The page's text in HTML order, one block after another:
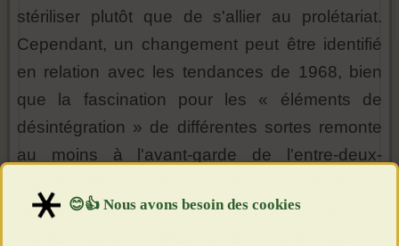
stériliser plutôt que de s'allier au prolétariat.
Cependant, un changement peut être identifié
en relation avec les tendances de 1968, bien
que la fascination pour les « éléments de
désintégration » de différentes sortes remonte
au moins à l'avant-garde de l'entre-deux-
de la nouvelle vision duLumpenproletariat